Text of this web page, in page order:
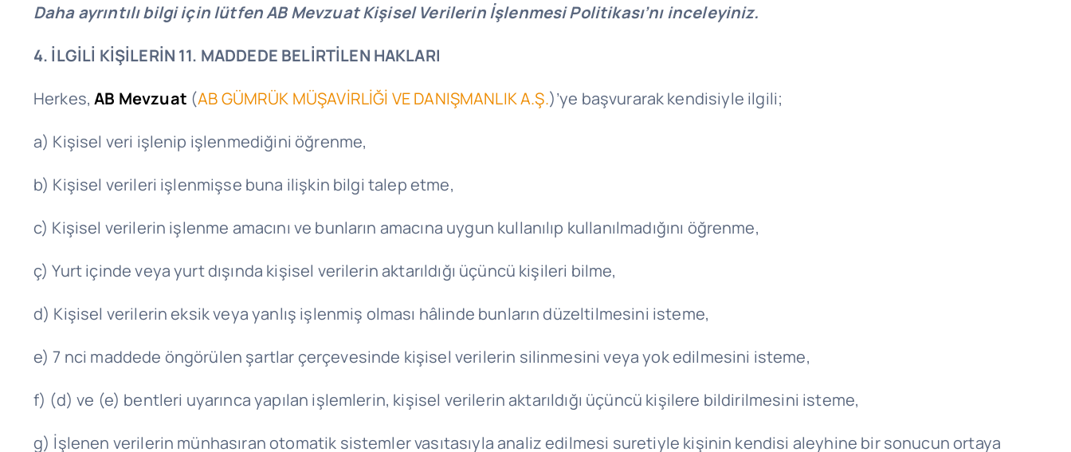
Daha ayrıntılı bilgi için lütfen AB Mevzuat Kişisel Verilerin İşlenmesi Politikası’nı inceleyiniz.
4. İLGİLİ KİŞİLERİN 11. MADDEDE BELİRTİLEN HAKLARI
Herkes,AB Mevzuat (AB GÜMRÜK MÜŞAVİRLİĞİ VE DANIŞMANLIK A.Ş.)’ye başvurarak kendisiyle ilgili;
a) Kişisel veri işlenip işlenmediğini öğrenme,
b) Kişisel verileri işlenmişse buna ilişkin bilgi talep etme,
c) Kişisel verilerin işlenme amacını ve bunların amacına uygun kullanılıp kullanılmadığını öğrenme,
ç) Yurt içinde veya yurt dışında kişisel verilerin aktarıldığı üçüncü kişileri bilme,
d) Kişisel verilerin eksik veya yanlış işlenmiş olması hâlinde bunların düzeltilmesini isteme,
e) 7 nci maddede öngörülen şartlar çerçevesinde kişisel verilerin silinmesini veya yok edilmesini isteme,
f) (d) ve (e) bentleri uyarınca yapılan işlemlerin, kişisel verilerin aktarıldığı üçüncü kişilere bildirilmesini isteme,
g) İşlenen verilerin münhasıran otomatik sistemler vasıtasıyla analiz edilmesi suretiyle kişinin kendisi aleyhine bir sonucun ortaya